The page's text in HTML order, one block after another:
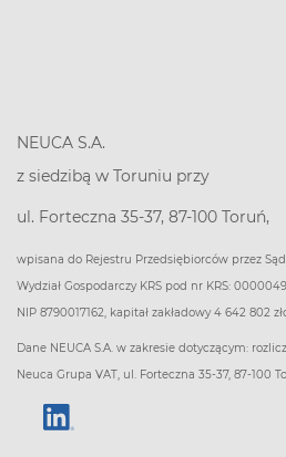
NEUCA S.A.
z siedzibą w Toruniu przy
ul. Forteczna 35-37, 87-100 Toruń,
wpisana do Rejestru Przedsiębiorców przez Sąd
Wydział Gospodarczy KRS pod nr KRS:
NIP 8790017162, kapitał zakładowy 4 642 802
Dane NEUCA S.A. w zakresie dotyczącym:
Neuca Grupa VAT, ul. Forteczna 35-37, 87-100